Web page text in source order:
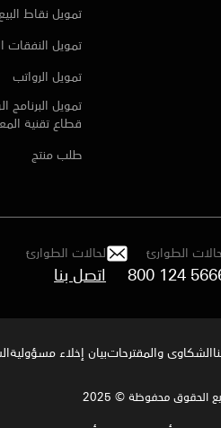
تمويل نقاط البيع
تمويل النفقات
تمويل الرواتب
تمويل البرنامج
قطاع تقنية
طلب منتج
الطوارئ
800 124
لحالات الطوارئ
الشكاوى والمقترحاتبيان إخلاء مسؤولية
الحقوق محفوظة © 2025